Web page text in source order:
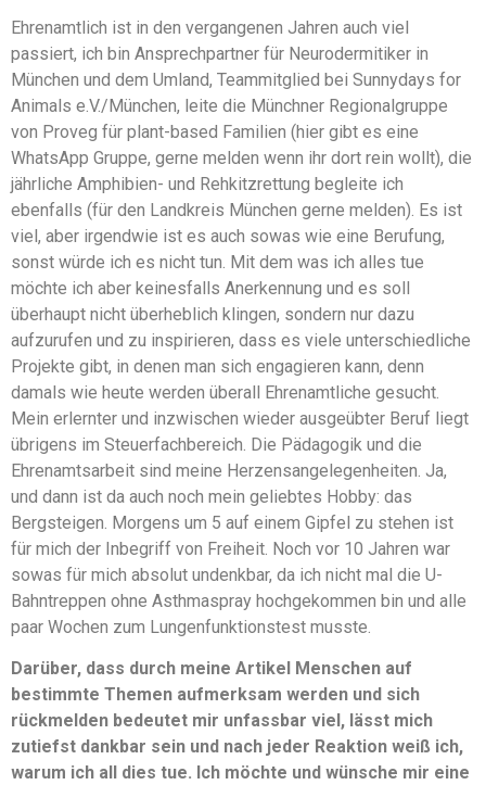
Ehrenamtlich ist in den vergangenen Jahren auch viel
passiert, ich bin Ansprechpartner für Neurodermitiker in
München und dem Umland, Teammitglied bei Sunnydays for
Animals e.V./München, leite die Münchner Regionalgruppe
von Proveg für plant-based Familien (hier gibt es eine
WhatsApp Gruppe, gerne melden wenn ihr dort rein wollt), die
jährliche Amphibien- und Rehkitzrettung begleite ich
ebenfalls (für den Landkreis München gerne melden). Es ist
viel, aber irgendwie ist es auch sowas wie eine Berufung,
sonst würde ich es nicht tun. Mit dem was ich alles tue
möchte ich aber keinesfalls Anerkennung und es soll
überhaupt nicht überheblich klingen, sondern nur dazu
aufzurufen und zu inspirieren, dass es viele unterschiedliche
Projekte gibt, in denen man sich engagieren kann, denn
damals wie heute werden überall Ehrenamtliche gesucht.
Mein erlernter und inzwischen wieder ausgeübter Beruf liegt
übrigens im Steuerfachbereich. Die Pädagogik und die
Ehrenamtsarbeit sind meine Herzensangelegenheiten. Ja,
und dann ist da auch noch mein geliebtes Hobby: das
Bergsteigen. Morgens um 5 auf einem Gipfel zu stehen ist
für mich der Inbegriff von Freiheit. Noch vor 10 Jahren war
sowas für mich absolut undenkbar, da ich nicht mal die U-
Bahntreppen ohne Asthmaspray hochgekommen bin und alle
paar Wochen zum Lungenfunktionstest musste.
Darüber, dass durch meine Artikel Menschen auf
bestimmte Themen aufmerksam werden und sich
rückmelden bedeutet mir unfassbar viel, lässt mich
zutiefst dankbar sein und nach jeder Reaktion weiß ich,
warum ich all dies tue. Ich möchte und wünsche mir eine